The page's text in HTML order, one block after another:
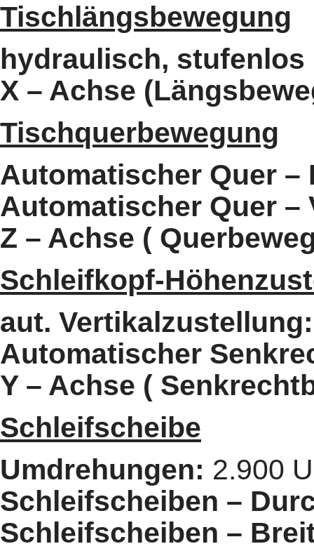
Tischlängsbewegung
hydraulisch, stufenlos
X – Achse
Tischquerbewegung
Automatischer Quer –
Automatischer Quer
Z – Achse (
Schleifkopf-
aut.
Automatischer
Y – Achse (
Schleifscheibe
Umdrehungen: 2.900
Schleifscheiben –
Schleifscheiben –